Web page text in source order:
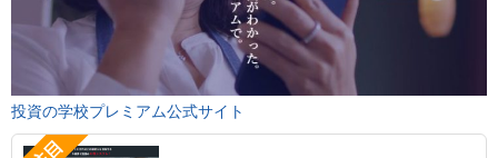
投資の学校プレミアム公式サイト